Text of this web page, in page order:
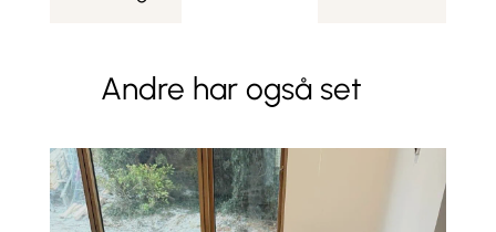
Andre har også set